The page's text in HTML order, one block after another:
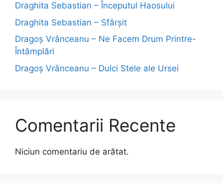
Draghita Sebastian – Începutul Haosului
Draghita Sebastian – Sfârșit
Dragoş Vrânceanu – Ne Facem Drum Printre-
Întâmplări
Dragoş Vrânceanu – Dulci Stele ale Ursei
Comentarii Recente
Niciun comentariu de arătat.